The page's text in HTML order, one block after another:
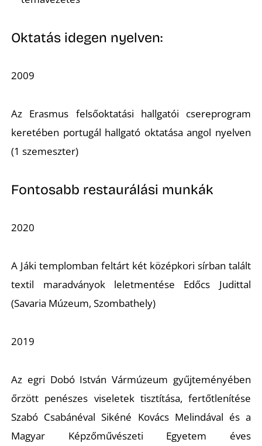
Oktatás idegen nyelven:
2009
Az Erasmus felsőoktatási hallgatói csereprogram
keretében portugál hallgató oktatása angol nyelven
(1 szemeszter)
Fontosabb restaurálási munkák
2020
A Jáki templomban feltárt két középkori sírban talált
textil maradványok leletmentése Edőcs Judittal
(Savaria Múzeum, Szombathely)
2019
Az egri Dobó István Vármúzeum gyűjteményében
őrzött penészes viseletek tisztítása, fertőtlenítése
Szabó Csabánéval Sikéné Kovács Melindával és a
Magyar Képzőművészeti Egyetem éves